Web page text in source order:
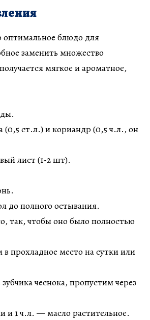
оптимальное блюдо для
заменить множество
мягкое и ароматное,
(0,5 ст.л.) и кориандр (0,5 ч.л., он
лист (1-2 шт).
до полного остывания.
так, чтобы оно было полностью
прохладное место на сутки или
чеснока, пропустим через
и 1 ч.л. — масло растительное.